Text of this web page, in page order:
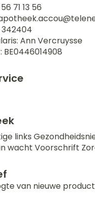
71 13 56
342404
Ann Vercruysse
BE0446014908
links
wacht Voorschrift
van nieuwe